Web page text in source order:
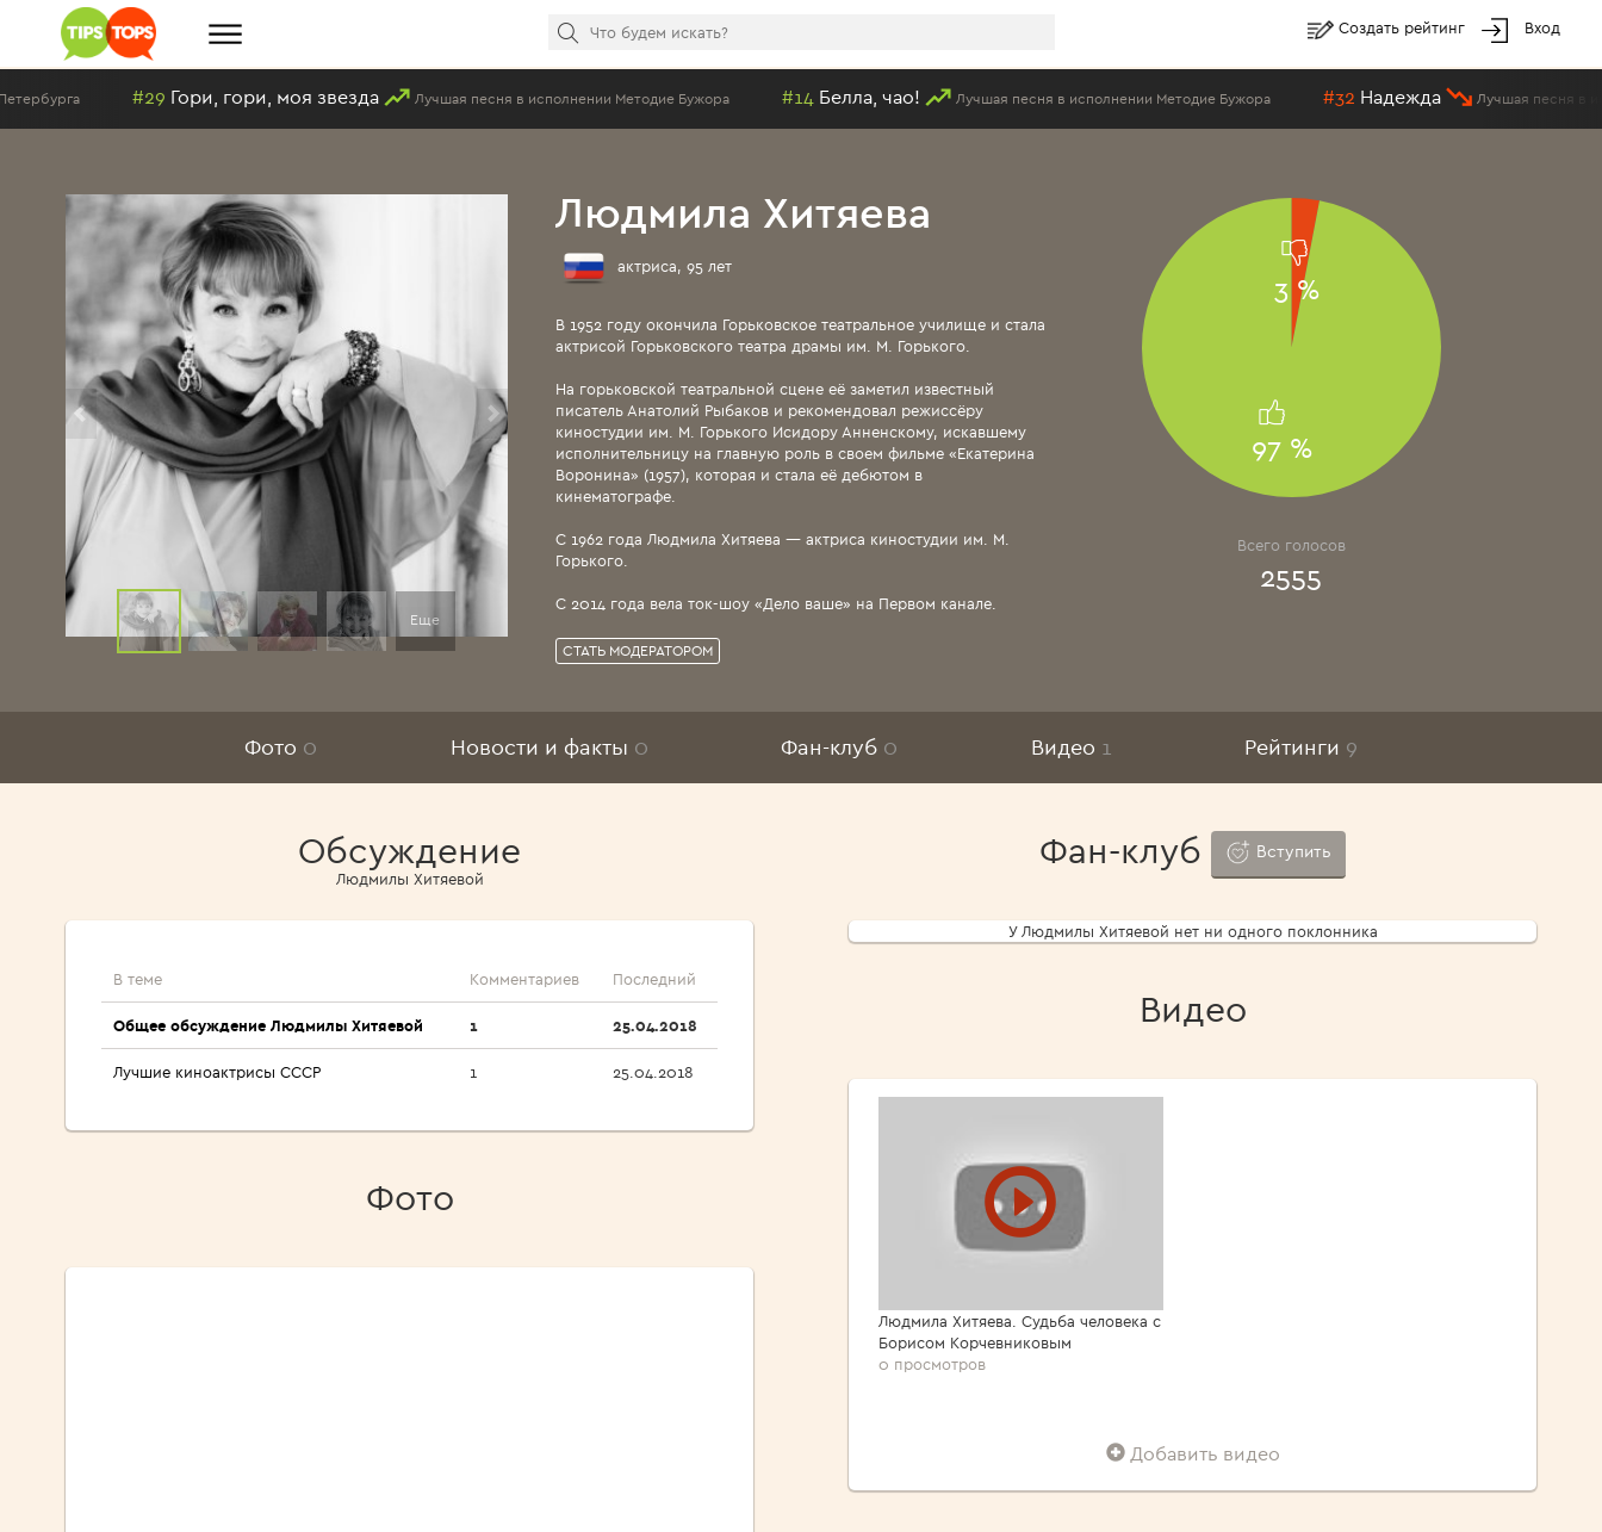
Создать рейтинг Вход
Гори, гори, моя звезда Лучшая песня в исполнении Методие Бужора #14 Белла, чао! Лучшая песня в исполнении Методие Бужора #32 Надежда Лучшая песня в исполнении Методие
Еще
Людмила Хитяева
актриса, 95 лет
В 1952 году окончила Горьковское театральное училище и стала
актрисой Горьковского театра драмы им. М. Горького.
На горьковской театральной сцене её заметил известный
писатель Анатолий Рыбаков и рекомендовал режиссёру
киностудии им. М. Горького Исидору Анненскому, искавшему
исполнительницу на главную роль в своем фильме «Екатерина
Воронина» (1957), которая и стала её дебютом в
кинематографе.
С 1962 года Людмила Хитяева — актриса киностудии им. М.
Горького.
С 2014 года вела ток-шоу «Дело ваше» на Первом канале.
СТАТЬ МОДЕРАТОРОМ
3 %
97 %
Всего голосов
2555
Фото 0 Новости и факты 0 Фан-клуб 0 Видео 1 Рейтинги 9
Обсуждение
Людмилы Хитяевой
В теме Комментариев Последний
Общее обсуждение Людмилы Хитяевой 1 25.04.2018
Лучшие киноактрисы СССР 1 25.04.2018
Фото
Фан-клуб Вступить
У Людмилы Хитяевой нет ни одного поклонника
Видео
Людмила Хитяева. Судьба человека с
Борисом Корчевниковым
0 просмотров
Добавить видео